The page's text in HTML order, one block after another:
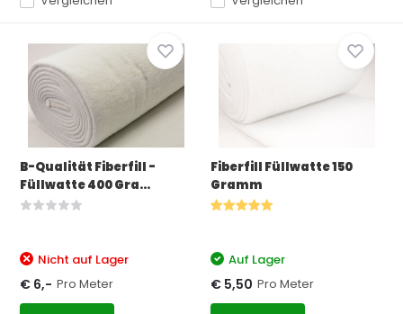
B-Qualität Fiberfill -
Füllwatte 400 Gra...
Nicht auf Lager
€ 6,- Pro Meter
Fiberfill Füllwatte 150
Gramm
Auf Lager
€ 5,50 Pro Meter